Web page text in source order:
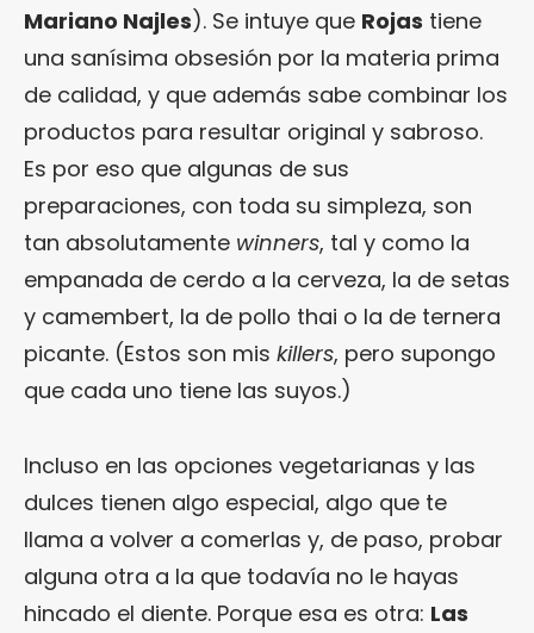
Mariano Najles). Se intuye que Rojas tiene
una sanísima obsesión por la materia prima
de calidad, y que además sabe combinar los
productos para resultar original y sabroso.
Es por eso que algunas de sus
preparaciones, con toda su simpleza, son
tan absolutamente winners, tal y como la
empanada de cerdo a la cerveza, la de setas
y camembert, la de pollo thai o la de ternera
picante. (Estos son mis killers, pero supongo
que cada uno tiene las suyos.)
Incluso en las opciones vegetarianas y las
dulces tienen algo especial, algo que te
llama a volver a comerlas y, de paso, probar
alguna otra a la que todavía no le hayas
hincado el diente. Porque esa es otra: Las